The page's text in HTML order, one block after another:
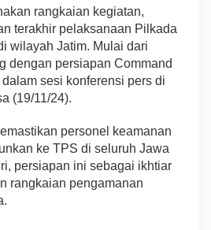
rangkaian kegiatan,
terakhir pelaksanaan Pilkada
wilayah Jatim. Mulai dari
dengan persiapan Command
sesi konferensi pers di
(19/11/24).
personel keamanan
ke TPS di seluruh Jawa
persiapan ini sebagai ikhtiar
rangkaian pengamanan